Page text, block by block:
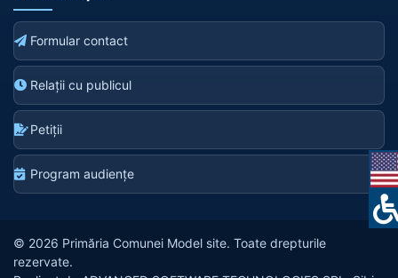
Formular contact
Relații cu publicul
Petiții
Program audiențe
© 2026 Primăria Comunei Model site. Toate drepturile
rezervate.